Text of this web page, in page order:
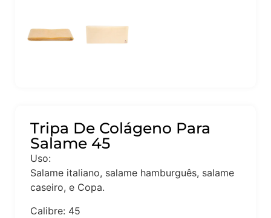
Tripa De Colágeno Para
Salame 45
Uso:
Salame italiano, salame hamburguês, salame
caseiro, e Copa.
Calibre: 45